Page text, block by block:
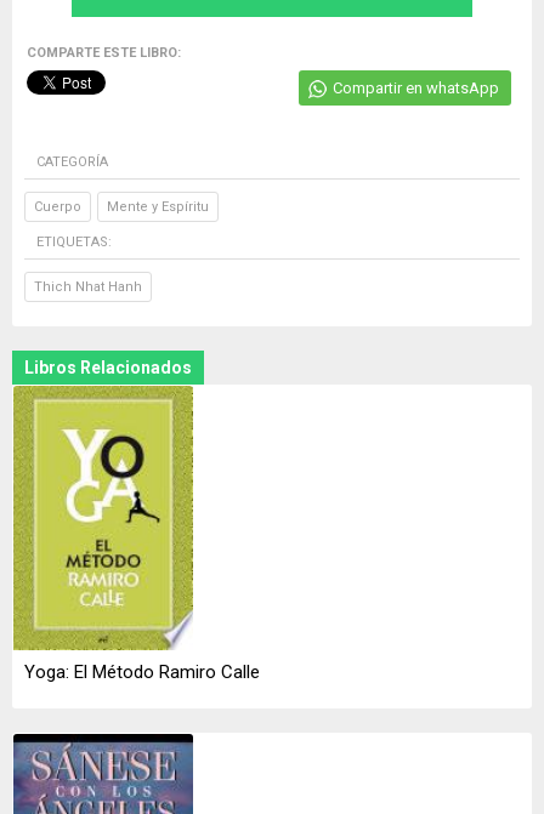
COMPARTE ESTE LIBRO:
Compartir en whatsApp
CATEGORÍA
Cuerpo Mente y Espíritu
ETIQUETAS:
Thich Nhat Hanh
Libros Relacionados
Yoga: El Método Ramiro Calle